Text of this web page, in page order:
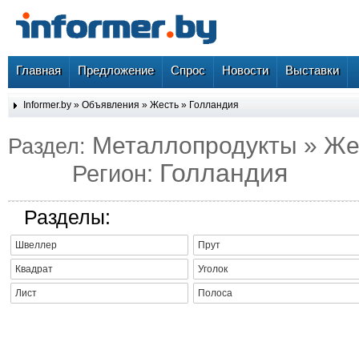
Главная Предложение Спрос Новости Выставки
Informer.by » Объявления » Жесть » Голландия
Раздел: Металлопродукты »
Регион: Голландия
Разделы:
Швеллер Прут
Квадрат Уголок
Лист Полоса